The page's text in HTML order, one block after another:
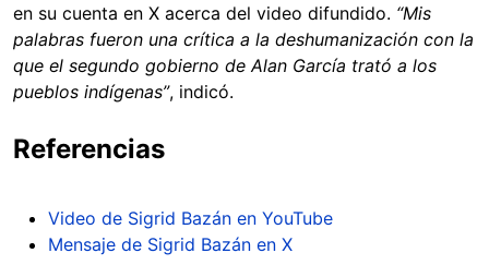
en su cuenta en X acerca del video difundido. “Mis
palabras fueron una crítica a la deshumanización con la
que el segundo gobierno de Alan García trató a los
pueblos indígenas”, indicó.
Referencias
Video de Sigrid Bazán en YouTube
Mensaje de Sigrid Bazán en X